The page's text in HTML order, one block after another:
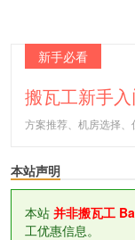
新手必看
搬瓦工新手
方案推荐、机房选择
本站声明
本站 并非搬瓦工
工优惠信息。